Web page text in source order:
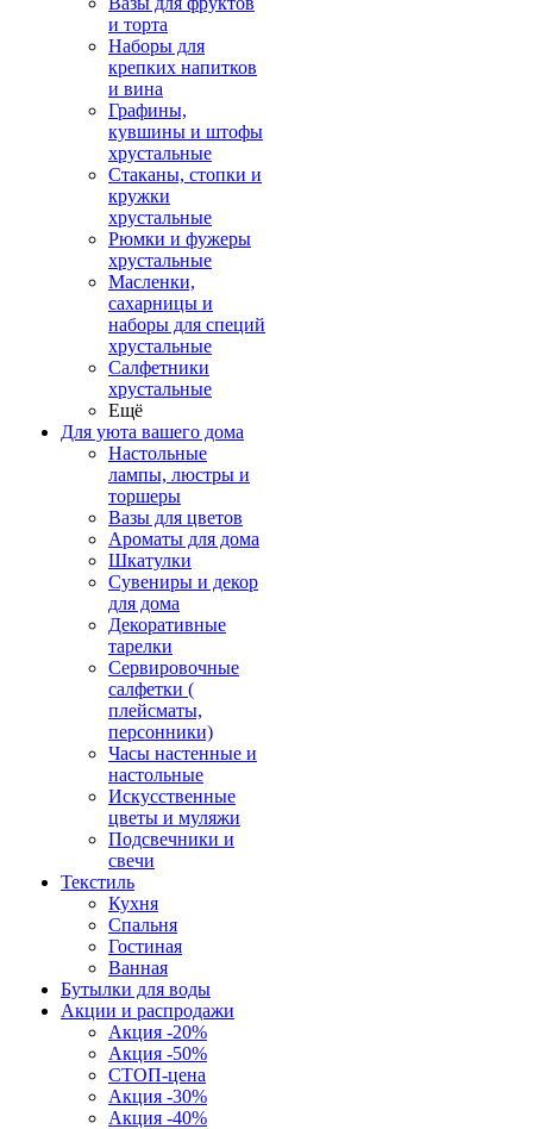
и торта
Наборы для
крепких напитков
и вина
Графины,
кувшины и штофы
хрустальные
Стаканы, стопки и
кружки
хрустальные
Рюмки и фужеры
хрустальные
Масленки,
сахарницы и
наборы для специй
хрустальные
Салфетники
хрустальные
Ещё
Для уюта вашего дома
Настольные
лампы, люстры и
торшеры
Вазы для цветов
Ароматы для дома
Шкатулки
Сувениры и декор
для дома
Декоративные
тарелки
Сервировочные
салфетки (
плейсматы,
персонники)
Часы настенные и
настольные
Искусственные
цветы и муляжи
Подсвечники и
свечи
Текстиль
Кухня
Спальня
Гостиная
Ванная
Бутылки для воды
Акции и распродажи
Акция -20%
Акция -50%
СТОП-цена
Акция -30%
Акция -40%